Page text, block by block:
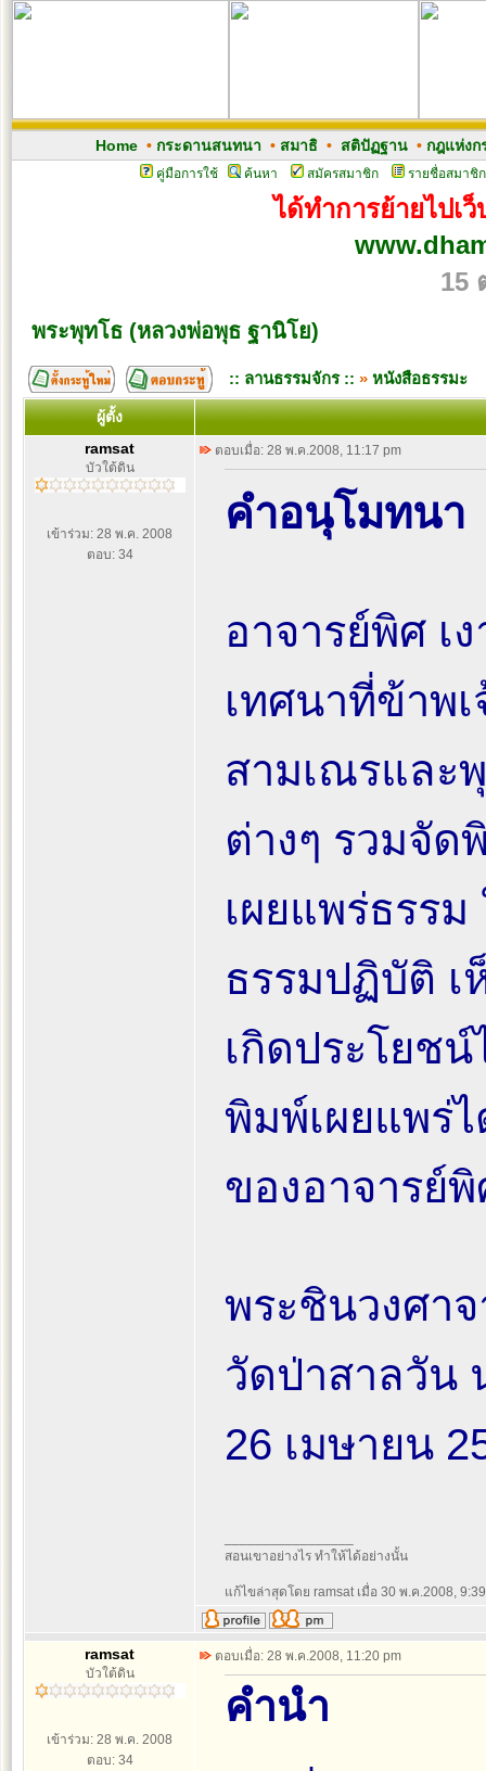
Home• กระดานสนทนา • สมาธิ• สติปัฏฐาน• กฎแห่งก
คู่มือการใช้ ค้นหา สมัครสมาชิก รายชื่อสมาชิก
ได้ทำการย้ายไปเ
15
พระพุทโธ (หลวงพ่อพุธ ฐานิโย)
:: ลานธรรมจักร :: » หนังสือธรรมะ
ผู้ตั้ง
ramsat
บัวใต้ดิน
เข้าร่วม: 28 พ.ค. 2008
ตอบ: 34
ตอบเมื่อ: 28 พ.ค.2008, 11:17 pm
คำอนุโมทนา
อาจารย์พิศ เ
เทศนาที่ข้าพ
สามเณรและ
ต่างๆ รวมจัด
เผยแพร่ธรร
ธรรมปฏิบัติ เ
เกิดประโยช
พิมพ์เผยแพร่
ของอาจารย์
พระชินวงศาจ
วัดป่าสาลวัน
26 เมษายน
สอนเขาอย่างไร ทำให้ได้อย่างนั้น
แก้ไขล่าสุดโดย ramsat เมื่อ 30 พ.ค.2008,
ramsat
บัวใต้ดิน
เข้าร่วม: 28 พ.ค. 2008
ตอบ: 34
ตอบเมื่อ: 28 พ.ค.2008, 11:20 pm
คำนำ